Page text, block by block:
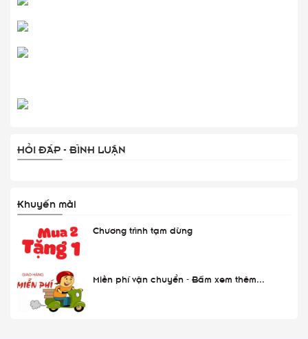
HỎI ĐÁP - BÌNH LUẬN
Khuyến mãi
Chương trình tạm dừng
Miễn phí vận chuyển - Bấm xem thêm...